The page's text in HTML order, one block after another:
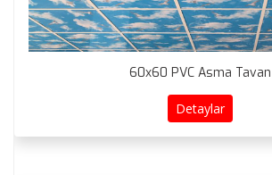
60x60 PVC Asma Tavan
Detaylar